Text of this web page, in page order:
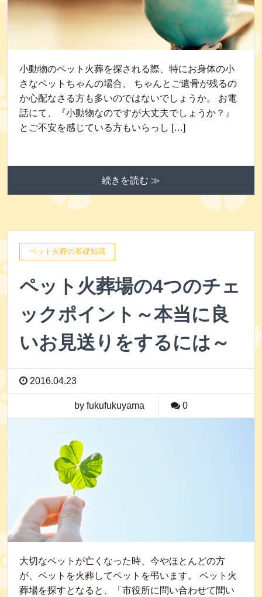
小動物のペット火葬を探される際、特にお身体の小
さなペットちゃんの場合、 ちゃんとご遺骨が残るの
か心配なさる方も多いのではないでしょうか。 お電
話にて、『小動物なのですが大丈夫でしょうか？』
とご不安を感じている方もいらっし […]
続きを読む ≫
ペット火葬の基礎知識
ペット火葬場の4つのチェ
ックポイント～本当に良
いお見送りをするには～
2016.04.23
by fukufukuyama 0
大切なペットが亡くなった時、今やほとんどの方
が、ペットを火葬してペットを弔います。 ペット火
葬場を探すとなると、「市役所に問い合わせて聞い